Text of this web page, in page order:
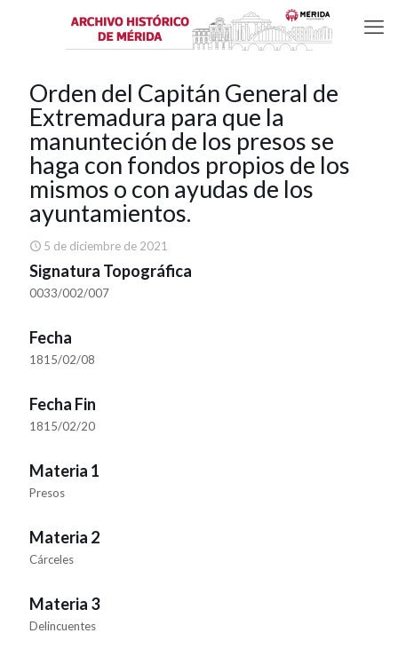
Orden del Capitán General de
Extremadura para que la
manunteción de los presos se
haga con fondos propios de los
mismos o con ayudas de los
ayuntamientos.
5 de diciembre de 2021
Signatura Topográfica
0033/002/007
Fecha
1815/02/08
Fecha Fin
1815/02/20
Materia 1
Presos
Materia 2
Cárceles
Materia 3
Delincuentes